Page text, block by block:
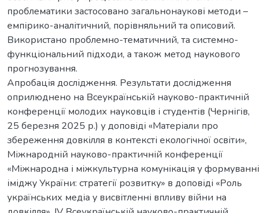
проблематики застосовано загальнонаукові методи –
емпірико-аналітичний, порівняльний та описовий.
Використано проблемно-тематичний, та системно-
функціональний підходи, а також метод наукового
прогнозування.
Апробація дослідження. Результати дослідження
оприлюднено на Всеукраїнській науково-практичній
конференції молодих науковців і студентів (Чернігів,
25 березня 2025 р.) у доповіді «Матеріали про
збереження довкілля в контексті екологічної освіти»,
Міжнародній науково-практичній конференції
«Міжнародна і міжкультурна комунікація у формуванні
іміджу України: стратегії розвитку» в доповіді «Роль
українських медіа у висвітленні впливу війни на